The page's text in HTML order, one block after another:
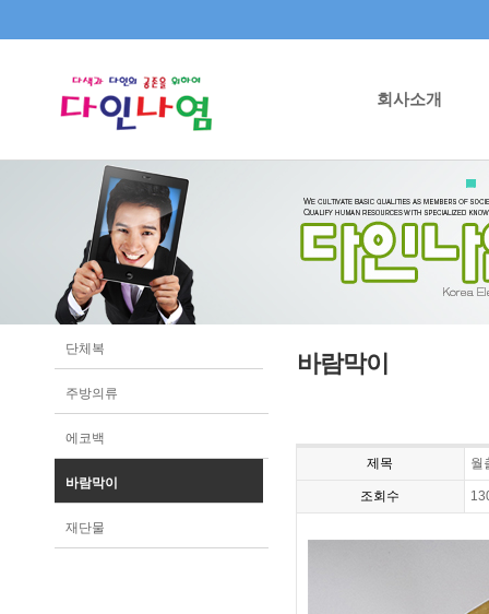
회사소개
단체복
주방의류
에코백
바람막이
재단물
바람막이
제목 월
조회수